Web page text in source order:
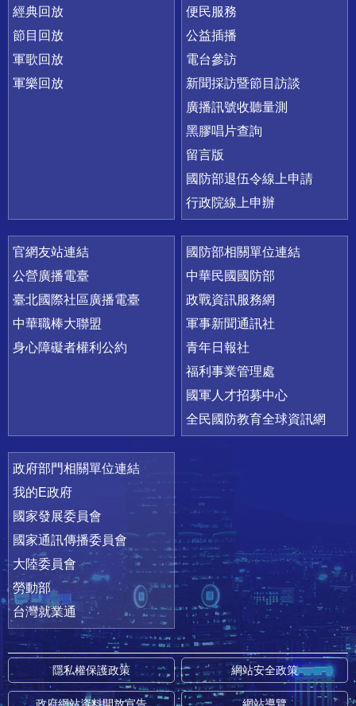
經典回放
節目回放
軍歌回放
軍樂回放
便民服務
公益插播
電台參訪
新聞採訪暨節目訪談
廣播訊號收聽量測
黑膠唱片查詢
留言版
國防部退伍令線上申請
行政院線上申辦
官網友站連結
公營廣播電臺
臺北國際社區廣播電臺
中華職棒大聯盟
身心障礙者權利公約
國防部相關單位連結
中華民國國防部
政戰資訊服務網
軍事新聞通訊社
青年日報社
福利事業管理處
國軍人才招募中心
全民國防教育全球資訊網
政府部門相關單位連結
我的E政府
國家發展委員會
國家通訊傳播委員會
大陸委員會
勞動部
台灣就業通
隱私權保護政策 網站安全政策